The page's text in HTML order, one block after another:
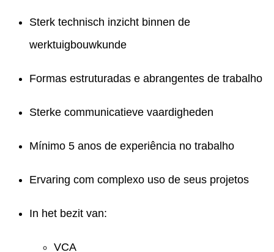
Sterk technisch inzicht binnen de
werktuigbouwkunde
Formas estruturadas e abrangentes de trabalho
Sterke communicatieve vaardigheden
Mínimo 5 anos de experiência no trabalho
Ervaring com complexo uso de seus projetos
In het bezit van:
VCA